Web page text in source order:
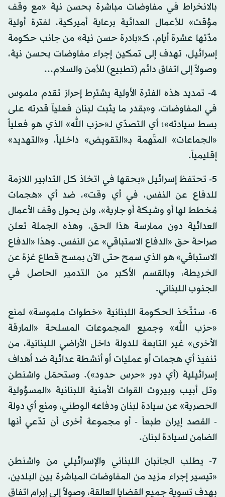
بالانخراط في مفاوضات مباشرة بحسن نية «مع وقف
مؤقت» للأعمال العدائية برعاية أميركية، لفترة أولية
مدّتها عشرة أيام، كـ«بادرة حسن نية» من جانب حكومة
إسرائيل، تهدف إلى تمكين إجراء مفاوضات بحسن نية،
وصولاً إلى اتفاق دائم (تطبيع) للأمن والسلام...
4- تمديد هذه الفترة الأولية يشترِط إحراز تقدم ملموس
في المفاوضات، و«بقدر ما يثبت لبنان فعلياً قدرته على
بسط سيادته»؛ أي التصدّي لـ«حزب الله» الذي هو فعلياً
«الجماعات» المتّهمة بـ«التقويض» داخلياً، و«التهديد»
إقليمياً.
5- تحتفظ إسرائيل «بحقها في اتخاذ كل التدابير اللازمة
للدفاع عن النفس، في أي وقت»، ضد أي «هجمات
مُخطط لها أو وشيكة أو جارية»، ولن يحول وقف الأعمال
العدائية دون ممارسة هذا الحق. وهذه الجملة تعلن
صراحة حق «الدفاع الاستباقي» عن النفس. وهذا «الدفاع
الاستباقي» هو الذي سمح حتى الآن بمسح قطاع غزة عن
الخريطة، وبالقسم الأكبر من التدمير الحاصل في
الجنوب اللبناني.
6- ستتّخذ الحكومة اللبنانية «خطوات ملموسة» لمنع
«حزب الله» وجميع المجموعات المسلحة «المارقة
الأخرى» غير التابعة للدولة داخل الأراضي اللبنانية، من
تنفيذ أي هجمات أو عمليات أو أنشطة عدائية ضد أهداف
إسرائيلية (أي دور «حرس حدود»). وستحمّل واشنطن
وتل أبيب وبيروت القوات الأمنية اللبنانية «المسؤولية
الحصرية» عن سيادة لبنان ودفاعه الوطني، ومنع أي دولة
- القصد إيران طبعاً - أو مجموعة أخرى أن تدّعي أنها
الضامن لسيادة لبنان.
7- يطلب الجانبان اللبناني والإسرائيلي من واشنطن
«تيسير إجراء مزيد من المفاوضات المباشرة بين البلدين،
بهدف تسوية جميع القضايا العالقة، وصولاً إلى إبرام اتفاق